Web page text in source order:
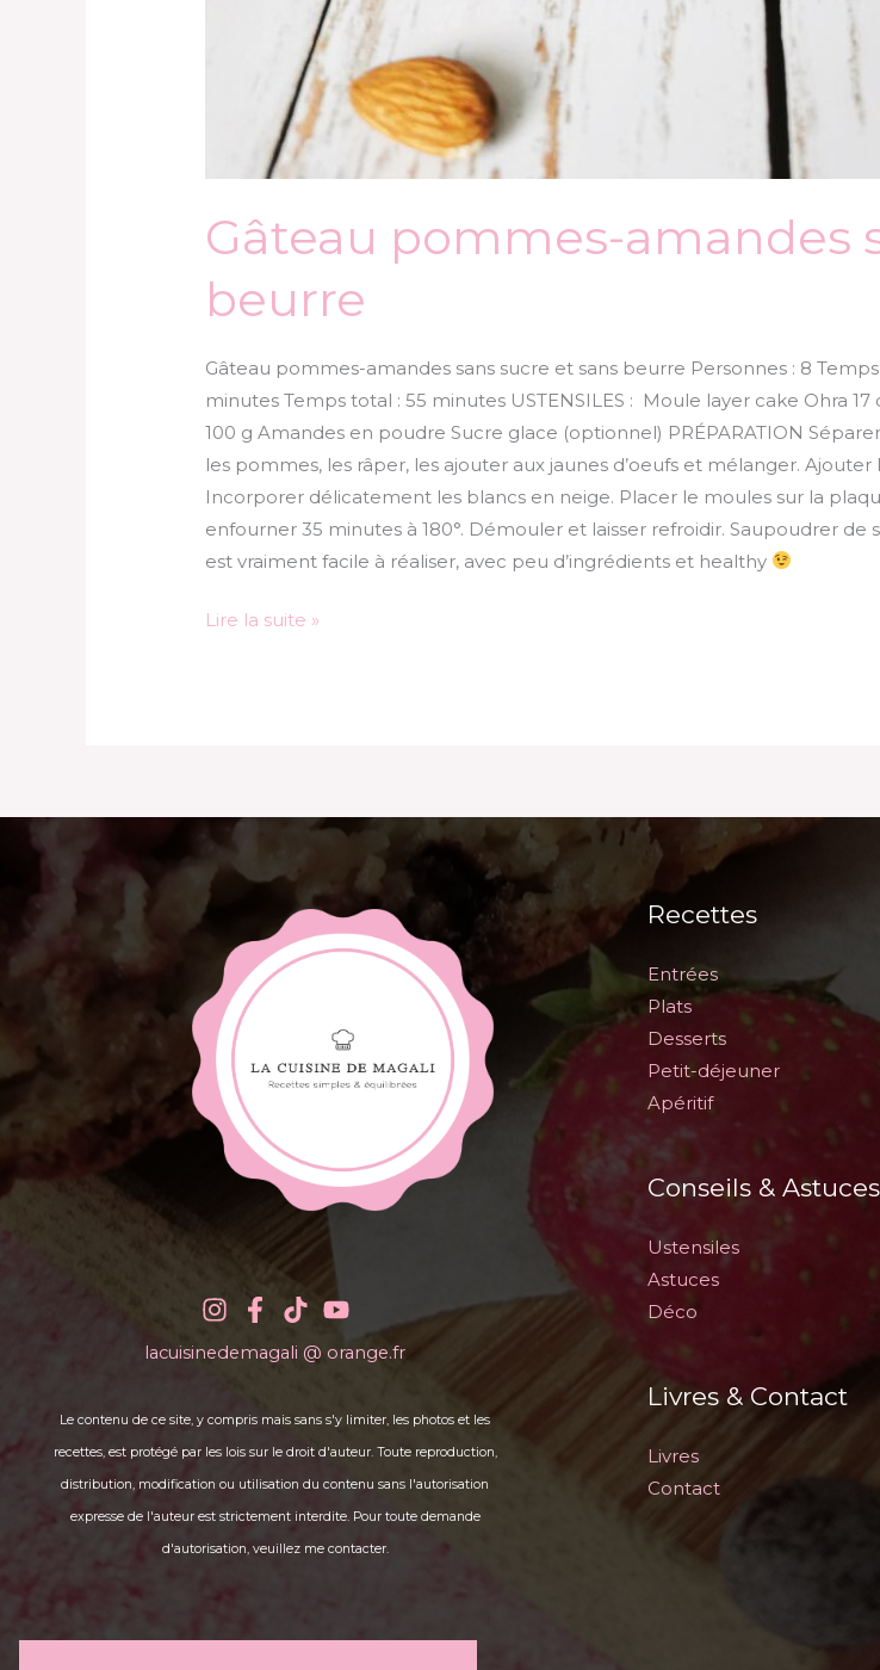
Gâteau pommes-amandes
beurre
Gâteau pommes-amandes sans sucre et sans beurre Personnes : 8
minutes Temps total : 55 minutes USTENSILES : Moule layer cake Ohra
100 g Amandes en poudre Sucre glace (optionnel) PRÉPARATION
les pommes, les râper, les ajouter aux jaunes d’oeufs et mélanger.
Incorporer délicatement les blancs en neige. Placer le moules sur la
enfourner 35 minutes à 180°. Démouler et laisser refroidir. Saupoudrer
est vraiment facile à réaliser, avec peu d’ingrédients et healthy
Lire la suite »
lacuisinedemagali @ orange.fr
Le contenu de ce site, y compris mais sans s'y limiter, les photos et les
recettes, est protégé par les lois sur le droit d'auteur. Toute reproduction,
distribution, modification ou utilisation du contenu sans l'autorisation
expresse de l'auteur est strictement interdite. Pour toute demande
d'autorisation, veuillez me contacter.
Recettes
Entrées
Plats
Desserts
Petit-déjeuner
Apéritif
Conseils & Astuces
Ustensiles
Astuces
Déco
Livres & Contact
Livres
Contact